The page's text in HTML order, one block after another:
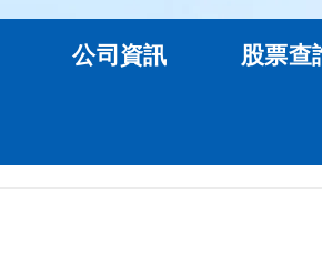
公司資訊 股票查